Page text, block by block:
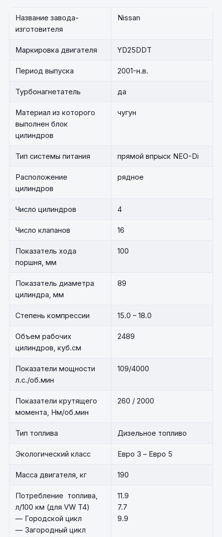
Название завода-
изготовителя
Nissan
Маркировка двигателя YD25DDT
Период выпуска 2001-н.в.
Турбонагнетатель да
Материал из которого
выполнен блок
цилиндров
чугун
Тип системы питания прямой впрыск NEO-Di
Расположение
цилиндров
рядное
Число цилиндров 4
Число клапанов 16
Показатель хода
поршня, мм
100
Показатель диаметра
цилиндра, мм
89
Степень компрессии 15.0 – 18.0
Объем рабочих
цилиндров, куб.см
2489
Показатели мощности
л.с./об.мин
109/4000
Показатели крутящего
момента, Нм/об.мин
260 / 2000
Тип топлива Дизельное топливо
Экологический класс Евро 3 – Евро 5
Масса двигателя, кг 190
Потребление топлива,
л/100 км (для VW T4)
— Городской цикл
— Загородный цикл
11.9
7.7
9.9